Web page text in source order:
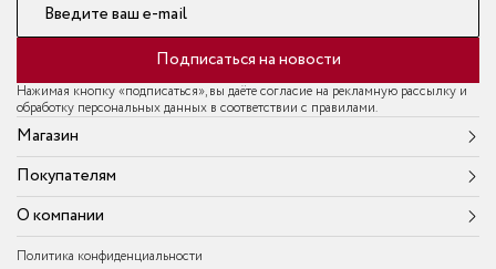
Введите ваш e-mail
Подписаться на новости
Нажимая кнопку «подписаться», вы даёте согласие на рекламную рассылку и
обработку персональных данных в соответствии с правилами.
Магазин
Покупателям
О компании
Политика конфиденциальности